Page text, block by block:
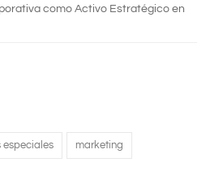
como Activo Estratégico en
especiales marketing